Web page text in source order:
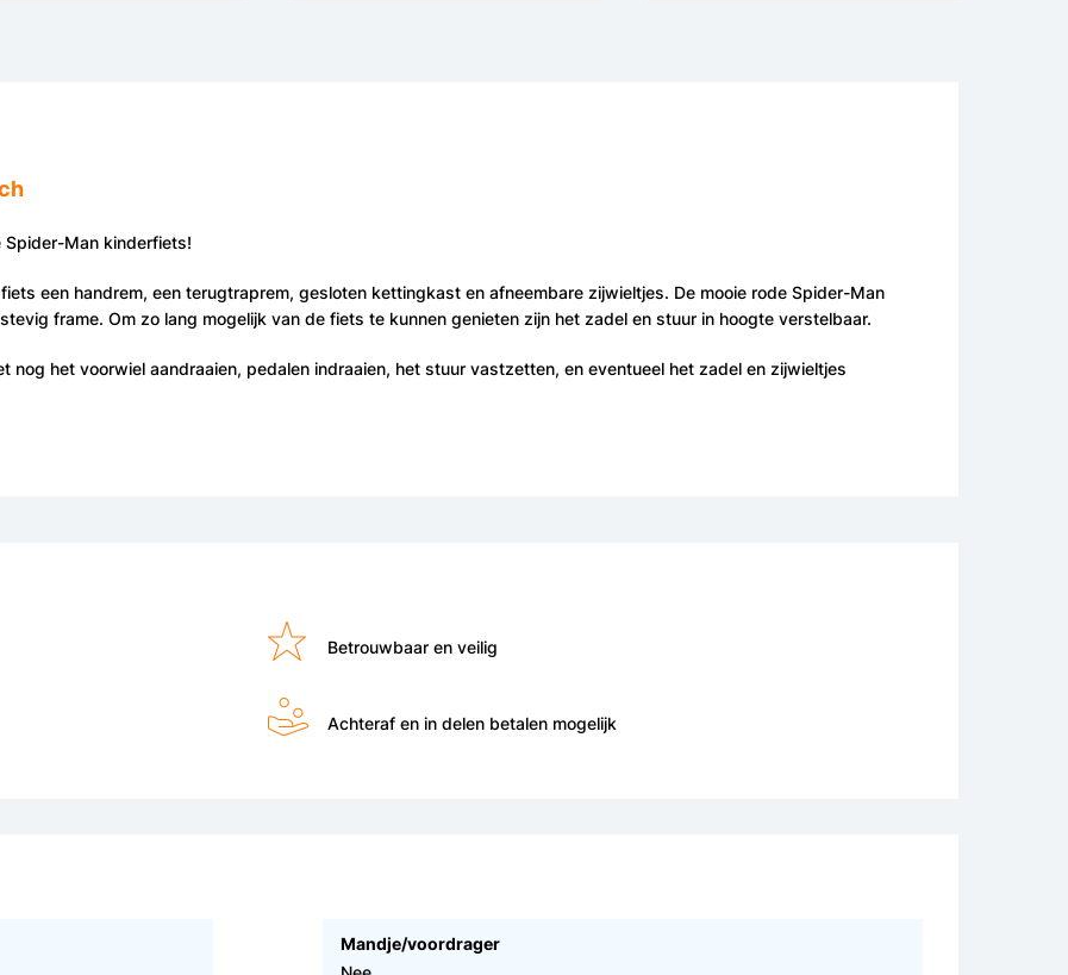
Betrouwbaar en veilig
Achteraf en in delen betalen mogelijk
Spider-Man kinderfiets!
een handrem, een terugtraprem, gesloten kettingkast en afneembare zijwieltjes. De mooie rode Spider-Man
frame. Om zo lang mogelijk van de fiets te kunnen genieten zijn het zadel en stuur in hoogte verstelbaar.
nog het voorwiel aandraaien, pedalen indraaien, het stuur vastzetten, en eventueel het zadel en zijwieltjes
Mandje/voordrager